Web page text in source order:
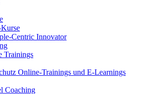
Centric Innovator
Trainings
Online-Trainings und E-Learnings
Coaching